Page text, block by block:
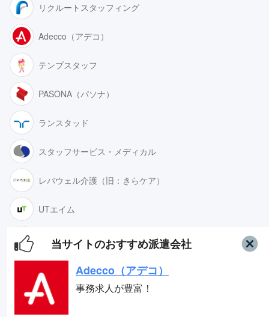
当サイトのおすすめ派遣会社
リクルートスタッフィング
Adecco（アデコ）
スタッフサービス
Adecco（アデコ）
事務求人が豊富！
リクルートスタッフィング
Adecco（アデコ）
テンプスタッフ
PASONA（パソナ）
ランスタッド
スタッフサービス・メディカル
レバウェル介護（旧：きらケア）
UTエイム
テイケイワークス
すべて見る